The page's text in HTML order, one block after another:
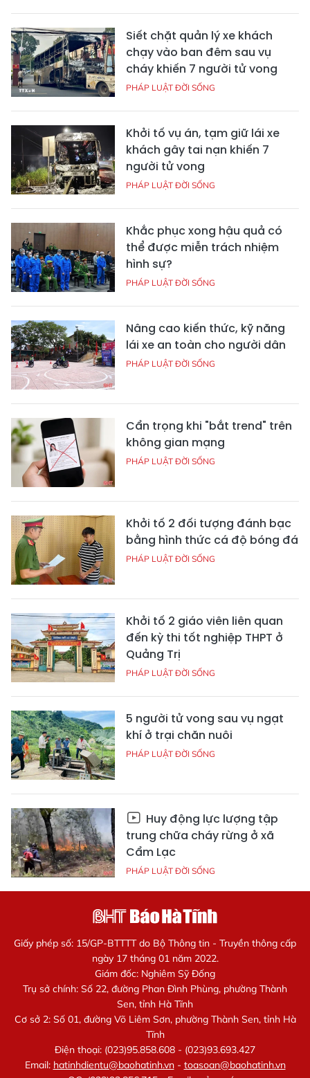
Siết chặt quản lý xe khách
chạy vào ban đêm sau vụ
cháy khiến 7 người tử vong
PHÁP LUẬT ĐỜI SỐNG
Khởi tố vụ án, tạm giữ lái xe
khách gây tai nạn khiến 7
người tử vong
PHÁP LUẬT ĐỜI SỐNG
Khắc phục xong hậu quả có
thể được miễn trách nhiệm
hình sự?
PHÁP LUẬT ĐỜI SỐNG
Nâng cao kiến thức, kỹ năng
lái xe an toàn cho người dân
PHÁP LUẬT ĐỜI SỐNG
Cẩn trọng khi "bắt trend" trên
không gian mạng
PHÁP LUẬT ĐỜI SỐNG
Khởi tố 2 đối tượng đánh bạc
bằng hình thức cá độ bóng đá
PHÁP LUẬT ĐỜI SỐNG
Khởi tố 2 giáo viên liên quan
đến kỳ thi tốt nghiệp THPT ở
Quảng Trị
PHÁP LUẬT ĐỜI SỐNG
5 người tử vong sau vụ ngạt
khí ở trại chăn nuôi
PHÁP LUẬT ĐỜI SỐNG
Huy động lực lượng tập
trung chữa cháy rừng ở xã
Cẩm Lạc
PHÁP LUẬT ĐỜI SỐNG
Giấy phép số: 15/GP-BTTTT do Bộ Thông tin - Truyền thông cấp
ngày 17 tháng 01 năm 2022.
Giám đốc: Nghiêm Sỹ Đống
Trụ sở chính: Số 22, đường Phan Đình Phùng, phường Thành
Sen, tỉnh Hà Tĩnh
Cơ sở 2: Số 01, đường Võ Liêm Sơn, phường Thành Sen, tỉnh Hà
Tĩnh
Điện thoại: (023)95.858.608 - (023)93.693.427
Email: hatinhdientu@baohatinh.vn- toasoan@baohatinh.vn